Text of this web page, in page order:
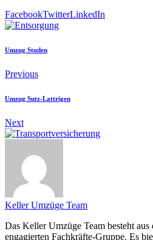
FacebookTwitterLinkedIn
Umzug Studen
Previous
Umzug Sutz-Lattrigen
Next
Keller Umzüge Team
Das Keller Umzüge Team besteht aus
engagierten Fachkräfte-Gruppe. Es